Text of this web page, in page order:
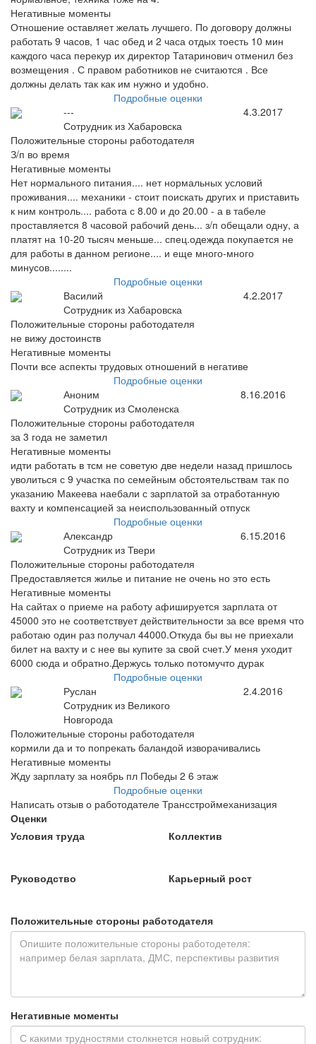
Негативные моменты
Отношение оставляет желать лучшего. По договору должны
работать 9 часов, 1 час обед и 2 часа отдых тоесть 10 мин
каждого часа перекур их директор Татаринович отменил без
возмещения . С правом работников не считаются . Все
должны делать так как им нужно и удобно.
Подробные оценки
---
Сотрудник из Хабаровска
4.3.2017
Положительные стороны работодателя
З/п во время
Негативные моменты
Нет нормального питания.... нет нормальных условий
проживания.... механики - стоит поискать других и приставить
к ним контроль.... работа с 8.00 и до 20.00 - а в табеле
проставляется 8 часовой рабочий день... з/п обещали одну, а
платят на 10-20 тысяч меньше... спец.одежда покупается не
для работы в данном регионе.... и еще много-много
минусов........
Подробные оценки
Василий
Сотрудник из Хабаровска
4.2.2017
Положительные стороны работодателя
не вижу достоинств
Негативные моменты
Почти все аспекты трудовых отношений в негативе
Подробные оценки
Аноним
Сотрудник из Смоленска
8.16.2016
Положительные стороны работодателя
за 3 года не заметил
Негативные моменты
идти работать в тсм не советую две недели назад пришлось
уволиться с 9 участка по семейным обстоятельствам так по
указанию Макеева наебали с зарплатой за отработанную
вахту и компенсацией за неиспользованный отпуск
Подробные оценки
Александр
Сотрудник из Твери
6.15.2016
Положительные стороны работодателя
Предоставляется жилье и питание не очень но это есть
Негативные моменты
На сайтах о приеме на работу афишируется зарплата от
45000 это не соответствует действительности за все время что
работаю один раз получал 44000.Откуда бы вы не приехали
билет на вахту и с нее вы купите за свой счет.У меня уходит
6000 сюда и обратно.Держусь только потомучто дурак
Подробные оценки
Руслан
Сотрудник из Великого
Новгорода
2.4.2016
Положительные стороны работодателя
кормили да и то попрекать баландой изворачивались
Негативные моменты
Жду зарплату за ноябрь пл Победы 2 6 этаж
Подробные оценки
Написать отзыв о работодателе Трансстроймеханизация
Оценки
Условия труда
Коллектив
Руководство Карьерный рост
Положительные стороны работодателя
Негативные моменты